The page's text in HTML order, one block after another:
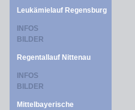
Leukämielauf Regensburg
INFOS
BILDER
Regentallauf Nittenau
INFOS
BILDER
Mittelbayerische